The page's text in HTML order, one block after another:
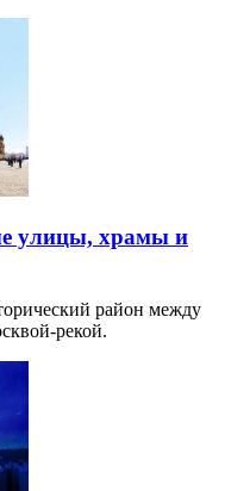
улицы, храмы и
район между
рекой.